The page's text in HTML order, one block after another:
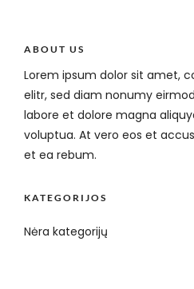
ABOUT US
Lorem ipsum dolor sit amet,
elitr, sed diam nonumy
labore et dolore magna
voluptua. At vero eos et
et ea rebum.
KATEGORIJOS
Nėra kategorijų